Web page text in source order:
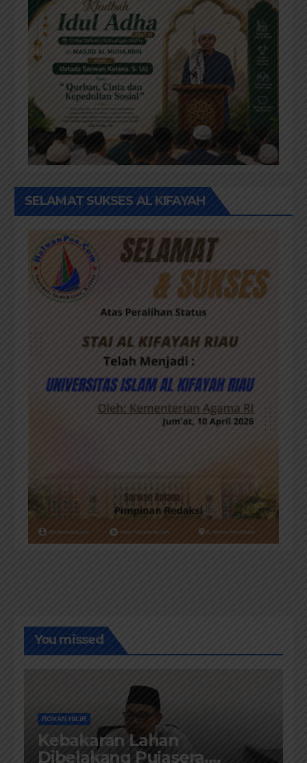
SELAMAT SUKSES AL KIFAYAH
You missed
ROKAN HILIR
Kebakaran Lahan
Dibelakang Pujasera,